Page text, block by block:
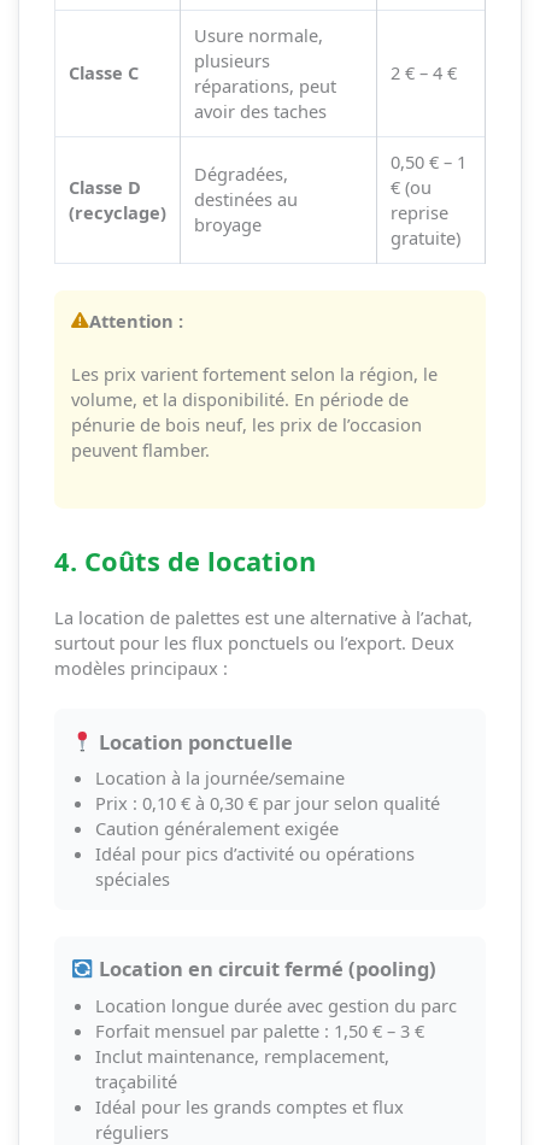
Classe C
Usure normale,
plusieurs
réparations, peut
avoir des taches
2 € – 4 €
Classe D
(recyclage)
Dégradées,
destinées au
broyage
0,50 € – 1
€ (ou
reprise
gratuite)
Attention :
Les prix varient fortement selon la région, le
volume, et la disponibilité. En période de
pénurie de bois neuf, les prix de l’occasion
peuvent flamber.
4. Coûts de location
La location de palettes est une alternative à l’achat,
surtout pour les flux ponctuels ou l’export. Deux
modèles principaux :
Location ponctuelle
Location à la journée/semaine
Prix : 0,10 € à 0,30 € par jour selon qualité
Caution généralement exigée
Idéal pour pics d’activité ou opérations
spéciales
Location en circuit fermé (pooling)
Location longue durée avec gestion du parc
Forfait mensuel par palette : 1,50 € – 3 €
Inclut maintenance, remplacement,
traçabilité
Idéal pour les grands comptes et flux
réguliers